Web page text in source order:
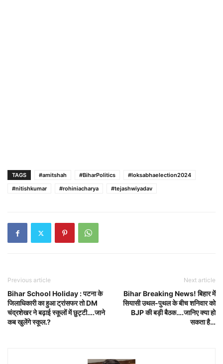
TAGS #amitshah #BiharPolitics
#loksabhaelection2024
#nitishkumar
#rohiniacharya #tejashwiyadav
Previous article
Bihar School Holiday : पटना के
जिलाधिकारी का हुआ ट्रांसफर तो DM
चंद्रशेखर ने बढ़ाई स्कूलों में छुट्टी….जाने
कब खुलेंगे स्कूल.?
Next article
Bihar Breaking News! बिहार में
सियासी उथल-पुथल के बीच शनिवार को
BJP की बड़ी बैठक….जानिए क्या हो
सकता है…